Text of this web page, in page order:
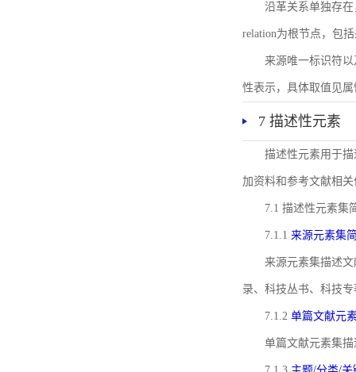
沿革关系单独存
relation为根节点，包
来源唯一标识符以
性表示，具体取值见属
7 描述性元素
描述性元素用于
加资料和参考文献相
7.1 描述性元素集
7.1.1 来源元素集
来源元素集描述
录、科技丛书、科技
7.1.2 单篇文献元
单篇文献元素集